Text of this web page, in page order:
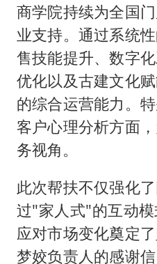
商学院持续为全国
业支持。通过系统
售技能提升、数字
优化以及古建文化
的综合运营能力。
客户心理分析方面
务视角。
此次帮扶不仅强化
过"家人式"的互动
应对市场变化奠定
梦姣负责人的感谢